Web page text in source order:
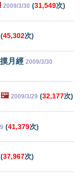
2009/3/30 (31,549次)
(45,302次)
月經 2009/3/30
🖼️ 2009/3/29 (32,177次)
(41,379次)
(37,967次)